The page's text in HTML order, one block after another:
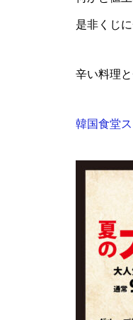
是非くじ
辛い料理
韓国食堂